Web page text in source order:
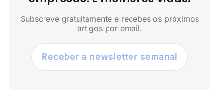
Subscreve gratuitamente e recebes os próximos
artigos por email.
Receber a newsletter semanal